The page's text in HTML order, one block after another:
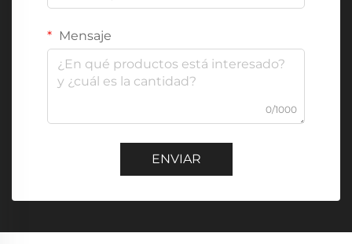
Mensaje
0/1000
ENVIAR